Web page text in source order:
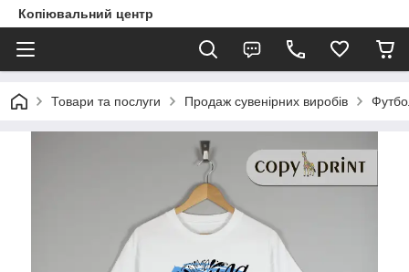
Копіювальний центр
Товари та послуги Продаж сувенірних виробів